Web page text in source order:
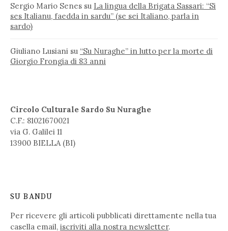
Sergio Mario Senes su La lingua della Brigata Sassari: “Si
ses Italianu, faedda in sardu” (se sei Italiano, parla in
sardo)
Giuliano Lusiani su “Su Nuraghe” in lutto per la morte di
Giorgio Frongia di 83 anni
Circolo Culturale Sardo Su Nuraghe
C.F.: 81021670021
via G. Galilei 11
13900 BIELLA (BI)
SU BANDU
Per ricevere gli articoli pubblicati direttamente nella tua
casella email, iscriviti alla nostra newsletter.